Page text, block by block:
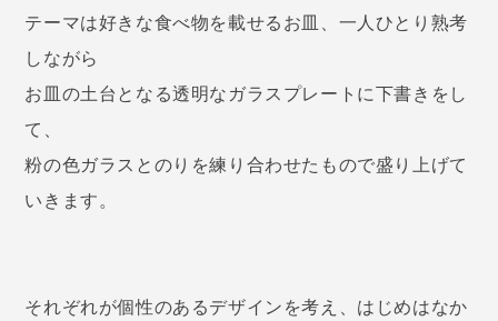
テーマは好きな食べ物を載せるお皿、一人ひとり熟考
しながら
お皿の土台となる透明なガラスプレートに下書きをし
て、
粉の色ガラスとのりを練り合わせたもので盛り上げて
いきます。
それぞれが個性のあるデザインを考え、はじめはなか